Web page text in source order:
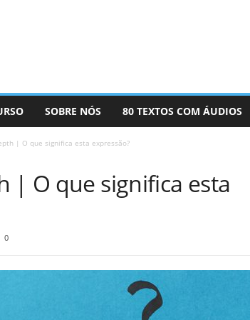
SOBRE NÓS 80 TEXTOS COM ÁUDIOS
| O que significa esta expressão?
| O que significa esta
0